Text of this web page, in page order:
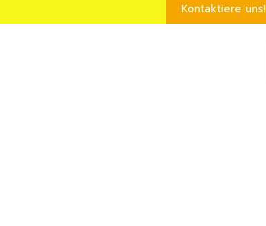
Kontaktiere uns!